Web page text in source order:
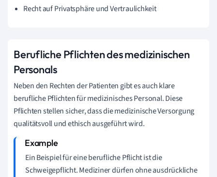
Recht auf Privatsphäre und Vertraulichkeit
Berufliche Pflichten des medizinischen
Personals
Neben den Rechten der Patienten gibt es auch klare
berufliche Pflichten für medizinisches Personal. Diese
Pflichten stellen sicher, dass die medizinische Versorgung
qualitätsvoll und ethisch ausgeführt wird.
Ein Beispiel für eine berufliche Pflicht ist die
Schweigepflicht. Mediziner dürfen ohne ausdrückliche